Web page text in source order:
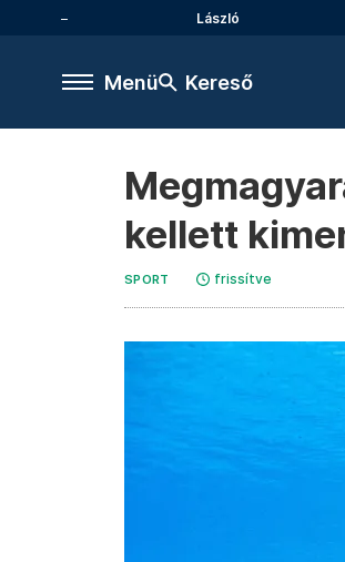
László
Menü Kereső
kellett
SPORT frissítve